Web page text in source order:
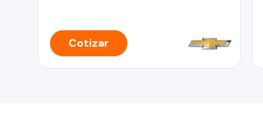
Cotizar